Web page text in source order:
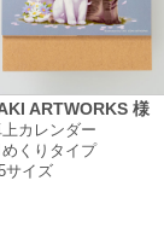
ARTWORKS 様
カレンダー
めくりタイプ
サイズ